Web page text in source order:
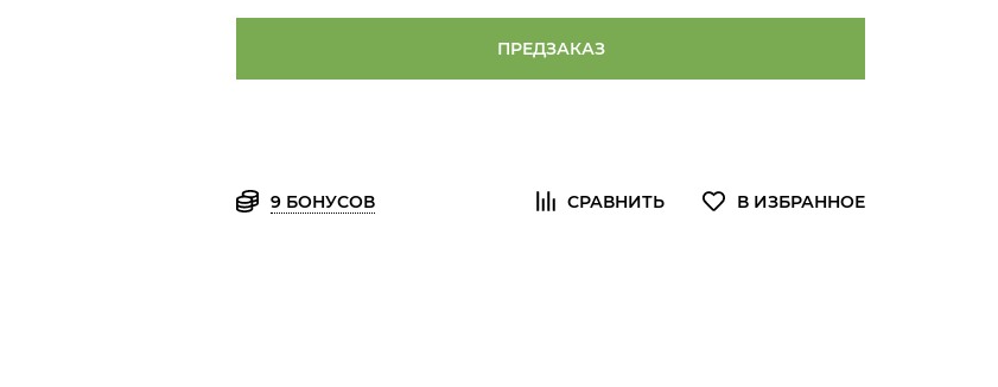
ПРЕДЗАКАЗ
9 БОНУСОВ